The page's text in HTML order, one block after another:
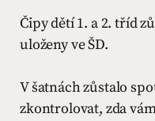
Čipy dětí 1. a 2. tříd
uloženy ve ŠD.
V šatnách zůstalo
zkontrolovat, zda